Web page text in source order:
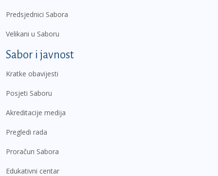
Predsjednici Sabora
Velikani u Saboru
Sabor i javnost
Kratke obavijesti
Posjeti Saboru
Akreditacije medija
Pregledi rada
Proračun Sabora
Edukativni centar